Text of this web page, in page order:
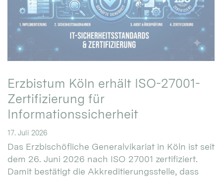
Erzbistum Köln erhält ISO-27001-
Zertifizierung für
Informationssicherheit
17. Juli 2026
Das Erzbischöfliche Generalvikariat in Köln ist seit
dem 26. Juni 2026 nach ISO 27001 zertifiziert.
Damit bestätigt die Akkreditierungsstelle, dass